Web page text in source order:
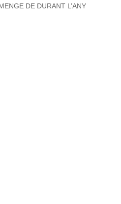
DE DURANT L’ANY